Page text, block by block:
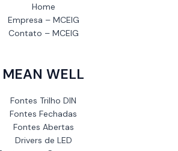
Home
Empresa – MCEIG
Contato – MCEIG
MEAN WELL
Fontes Trilho DIN
Fontes Fechadas
Fontes Abertas
Drivers de LED